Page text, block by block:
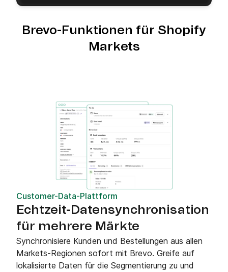
Brevo-Funktionen für Shopify
Markets
Customer-Data-Plattform
Echtzeit-Datensynchronisation
für mehrere Märkte
Synchronisiere Kunden und Bestellungen aus allen
Markets-Regionen sofort mit Brevo. Greife auf
lokalisierte Daten für die Segmentierung zu und